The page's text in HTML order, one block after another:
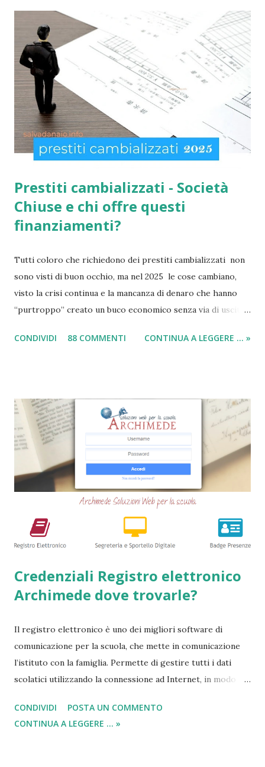
con più di 65 anni d'età e minori fino a 3 anni di età. Infatti
come indicato per quest’ultimi è necessario fare domanda
per la social card acquisti straordinaria ). Per chi non lo
sapesse, tutto è gestito e determinato in base alle norme
imposte con la nuova legge di aiuto e sostegno per le
famiglie italiane. Ricordo che le domande potranno essere
presentate da tutti i cittadini italiani, cittadini comunitari e
anche extracom...
Prestiti cambializzati - Società
Chiuse e chi offre questi
finanziamenti?
Tutti coloro che richiedono dei prestiti cambializzati non
sono visti di buon occhio, ma nel 2025 le cose cambiano,
visto la crisi continua e la mancanza di denaro che hanno
“purtroppo” creato un buco economico senza via di uscita
ancora da varie compagnie in Italia. Nella seguente guida,
altrettante hanno deciso di non concedere più queste
tipologie di prestiti a cambiali. Comunque sia, ancora oggi
esiste qualche possibilità, (fortunatamente per molti
cittadini) di accedere a questi prodotti. Ecco perchè
abbiamo deciso di creare questa guida dettagliata. Nel
frattempo, se volete potete anche consultare le seguenti
guide => Come accedere a prestiti dopo essere stati
segnalati al Crif - Prest...
CONDIVIDI 88 COMMENTI CONTINUA A LEGGERE ... »
Credenziali Registro elettronico
Archimede dove trovarle?
Il registro elettronico è uno dei migliori software di
comunicazione per la scuola, che mette in comunicazione
l’istituto con la famiglia. Permette di gestire tutti i dati
scolatici utilizzando la connessione ad Internet, in modo
monitorato qualsiasi tipo di svolgimento che avviene a
scuola. In questa breve descrizione, dove tra poco
CONDIVIDI
POSTA UN COMMENTO
CONTINUA A LEGGERE ... »